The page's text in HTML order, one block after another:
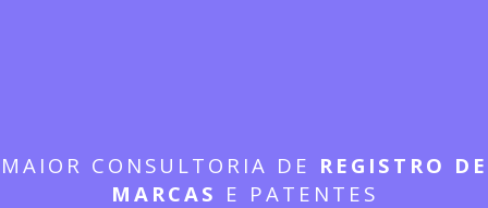
MAIOR CONSULTORIA DE REGISTRO DE
MARCAS E PATENTES